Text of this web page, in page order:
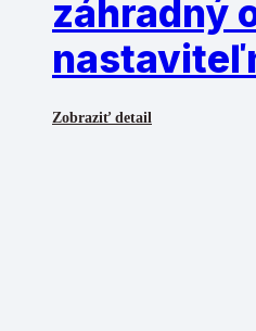
záhradný
Zobraziť detail